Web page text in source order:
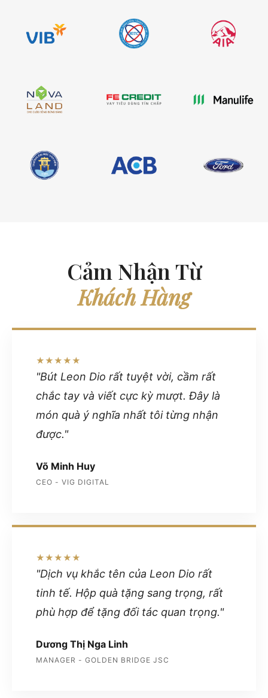
Cảm Nhận Từ
Khách Hàng
★★★★★
"Bút Leon Dio rất tuyệt vời, cầm rất
chắc tay và viết cực kỳ mượt. Đây là
món quà ý nghĩa nhất tôi từng nhận
được."
Võ Minh Huy
CEO - VIG DIGITAL
★★★★★
"Dịch vụ khắc tên của Leon Dio rất
tinh tế. Hộp quà tặng sang trọng, rất
phù hợp để tặng đối tác quan trọng."
Dương Thị Nga Linh
MANAGER - GOLDEN BRIDGE JSC